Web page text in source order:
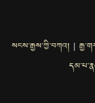
སངས་རྒྱས་ཀྱི་བཀའ། |